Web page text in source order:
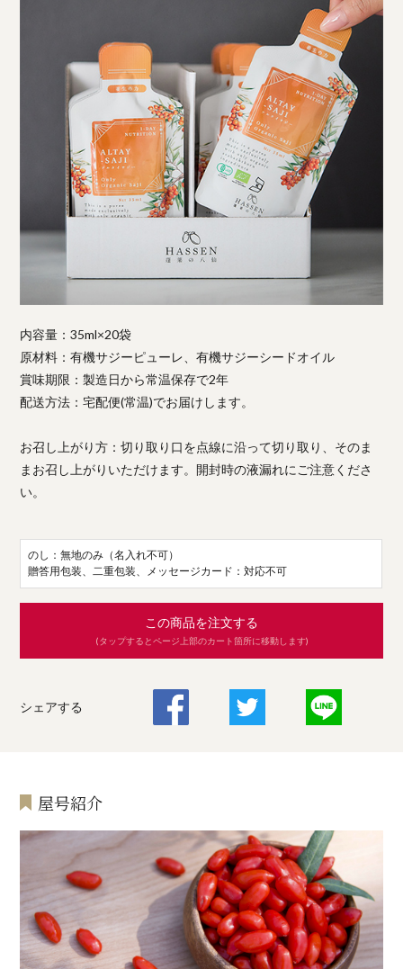
内容量：35ml×20袋
原材料：有機サジーピューレ、有機サジーシードオイル
賞味期限：製造日から常温保存で2年
配送方法：宅配便(常温)でお届けします。
お召し上がり方：切り取り口を点線に沿って切り取り、そのま
まお召し上がりいただけます。開封時の液漏れにご注意くださ
い。
のし：無地のみ（名入れ不可）
贈答用包装、二重包装、メッセージカード：対応不可
この商品を注文する
(タップするとページ上部のカート箇所に移動します)
シェアする
屋号紹介